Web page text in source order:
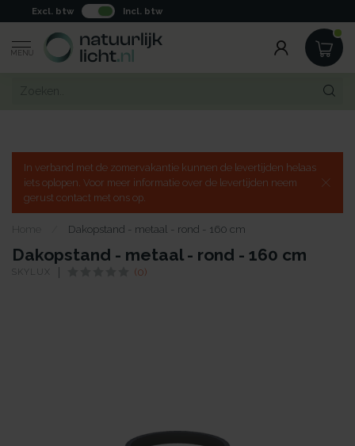
Excl. btw Incl. btw
MENU
In verband met de zomervakantie kunnen de levertijden helaas
iets oplopen. Voor meer informatie over de levertijden neem
gerust contact met ons op.
Home Dakopstand - metaal - rond - 160 cm
Dakopstand - metaal - rond - 160 cm
SKYLUX (0)